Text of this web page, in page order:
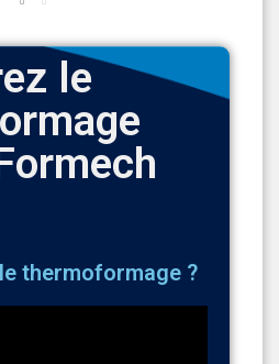
le
thermoformage ?